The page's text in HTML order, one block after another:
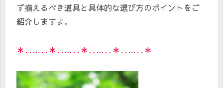
ず揃えるべき道具と具体的な選び方のポイントをご
紹介しますよ。
＊‥…‥＊‥…‥＊‥…‥＊‥…‥＊